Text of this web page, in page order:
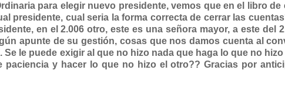
para elegir nuevo presidente, vemos que en el libro
presidente, cual seria la forma correcta de cerrar las
en el 2.006 otro, este es una señora mayor, a este del
apunte de su gestión, cosas que nos damos cuenta al
Se le puede exigir al que no hizo nada que haga lo que no
paciencia y hacer lo que no hizo el otro??Gracias por